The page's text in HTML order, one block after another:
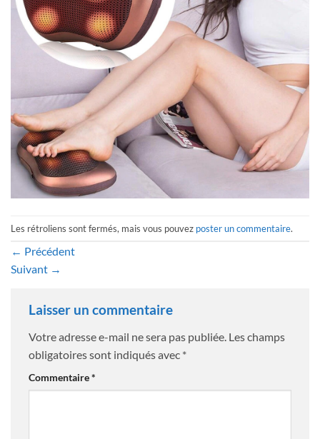
Les rétroliens sont fermés, mais vous pouvez poster un commentaire.
← Précédent
Suivant →
Laisser un commentaire
Votre adresse e-mail ne sera pas publiée. Les champs
obligatoires sont indiqués avec *
Commentaire*